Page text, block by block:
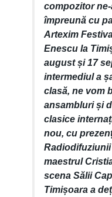
compozitor
împreună cu
Artexim
Enescu la
august și 17
intermediul a
clasă, ne vom
ansambluri și
clasice
nou, cu
maestrul
scena Sălii
Timișoara a